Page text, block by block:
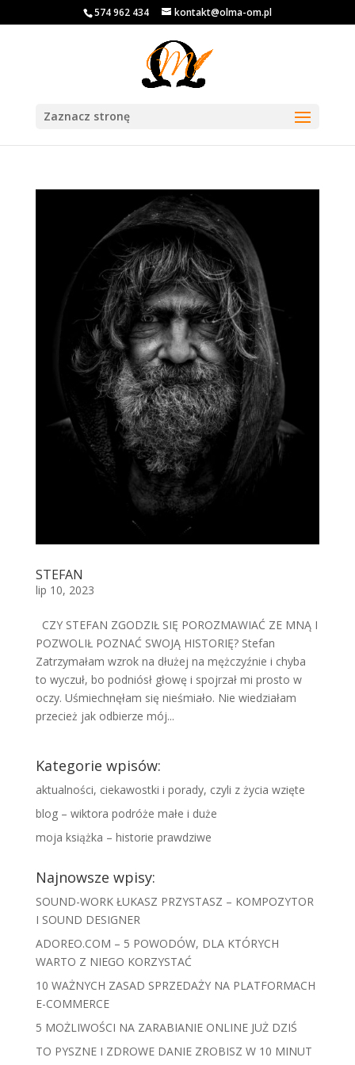
574 962 434 kontakt@olma-om.pl
Zaznacz stronę
STEFAN
lip 10, 2023
CZY STEFAN ZGODZIŁ SIĘ POROZMAWIAĆ ZE MNĄ I
POZWOLIŁ POZNAĆ SWOJĄ HISTORIĘ? Stefan
Zatrzymałam wzrok na dłużej na mężczyźnie i chyba
to wyczuł, bo podniósł głowę i spojrzał mi prosto w
oczy. Uśmiechnęłam się nieśmiało. Nie wiedziałam
przecież jak odbierze mój...
Kategorie wpisów:
aktualności, ciekawostki i porady, czyli z życia wzięte
blog – wiktora podróże małe i duże
moja książka – historie prawdziwe
Najnowsze wpisy:
SOUND-WORK ŁUKASZ PRZYSTASZ – KOMPOZYTOR
I SOUND DESIGNER
ADOREO.COM – 5 POWODÓW, DLA KTÓRYCH
WARTO Z NIEGO KORZYSTAĆ
10 WAŻNYCH ZASAD SPRZEDAŻY NA PLATFORMACH
E-COMMERCE
5 MOŻLIWOŚCI NA ZARABIANIE ONLINE JUŻ DZIŚ
TO PYSZNE I ZDROWE DANIE ZROBISZ W 10 MINUT